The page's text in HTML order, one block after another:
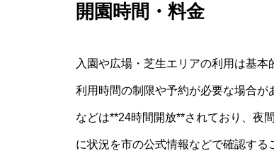
開園時間・料金
入園や広場・芝生エリアの利用は基
利用時間の制限や予約が必要な場合
などは**24時間開放**されており、夜
に状況を市の公式情報などで確認する